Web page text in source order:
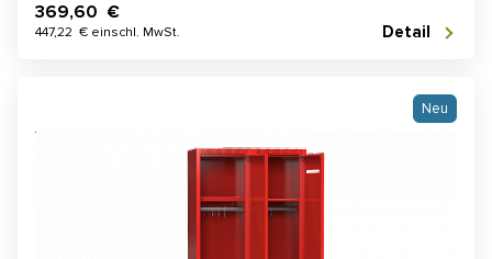
369,60 €
447,22 € einschl. MwSt. Detail
Neu